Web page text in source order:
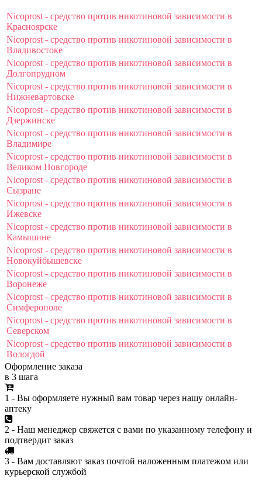
Nicoprost - средство против никотиновой зависимости в
Красноярске
Nicoprost - средство против никотиновой зависимости в
Владивостоке
Nicoprost - средство против никотиновой зависимости в
Долгопрудном
Nicoprost - средство против никотиновой зависимости в
Нижневартовске
Nicoprost - средство против никотиновой зависимости в
Дзержинске
Nicoprost - средство против никотиновой зависимости в
Владимире
Nicoprost - средство против никотиновой зависимости в
Великом Новгороде
Nicoprost - средство против никотиновой зависимости в
Сызране
Nicoprost - средство против никотиновой зависимости в
Ижевске
Nicoprost - средство против никотиновой зависимости в
Камышине
Nicoprost - средство против никотиновой зависимости в
Новокуйбышевске
Nicoprost - средство против никотиновой зависимости в
Воронеже
Nicoprost - средство против никотиновой зависимости в
Симферополе
Nicoprost - средство против никотиновой зависимости в
Северском
Nicoprost - средство против никотиновой зависимости в
Вологдой
Оформление заказа
в 3 шага
1 - Вы оформляете нужный вам товар через нашу онлайн-
аптеку
2 - Наш менеджер свяжется с вами по указанному телефону и
подтвердит заказ
3 - Вам доставляют заказ почтой наложенным платежом или
курьерской службой